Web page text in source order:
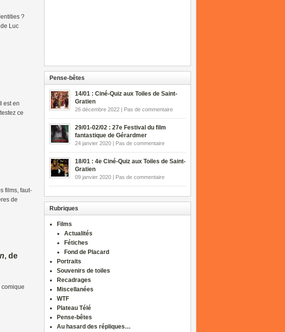
?
Luc
est en
ce
films, faut-
de
, de
comique
Pense-bêtes
14/01 : Ciné-Quiz aux Toiles de Saint-
Gratien
26 décembre 2022 | Pas de commentaire
29/01-02/02 : 27e Festival du film
fantastique de Gérardmer
24 janvier 2020 | Pas de commentaire
18/01 : 4e Ciné-Quiz aux Toiles de Saint-
Gratien
09 janvier 2020 | Pas de commentaire
Rubriques
Films
Actualités
Fétiches
Fond de Placard
Portraits
Souvenirs de toiles
Recadrages
Miscellanées
WTF
Plateau Télé
Pense-bêtes
Au hasard des répliques…